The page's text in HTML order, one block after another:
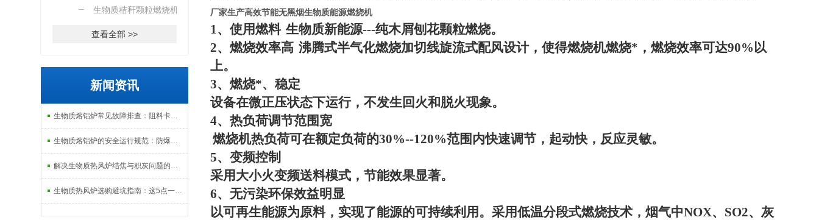
生物质秸秆颗粒燃烧机
查看全部 >>
新闻资讯
生物质熔铝炉常见故障排查：阻料卡料、火嘴结焦与烟气排放异常的处理
生物质熔铝炉的安全运行规范：防爆、防泄漏与应急处理机制
解决生物质热风炉结焦与积灰问题的关键技术路径探讨
生物质热风炉选购避坑指南：这5点一定要注意
厂家生产高效节能无黑烟生物质能源燃烧机
1、使用燃料 生物质新能源---纯木屑刨花颗粒燃烧。
2、燃烧效率高 沸腾式半气化燃烧加切线旋流式配风设计，使得燃烧机燃烧*，燃烧效率可达90%以
上。
3、燃烧*、稳定
设备在微正压状态下运行，不发生回火和脱火现象。
4、热负荷调节范围宽
燃烧机热负荷可在额定负荷的30%--120%范围内快速调节，起动快，反应灵敏。
5、变频控制
采用大小火变频送料模式，节能效果显著。
6、无污染环保效益明显
以可再生能源为原料，实现了能源的可持续利用。采用低温分段式燃烧技术，烟气中NOX、 SO2、灰